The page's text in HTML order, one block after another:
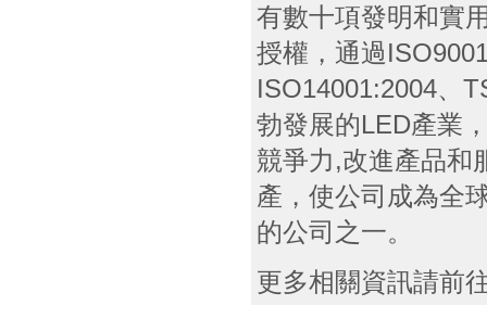
有數十項發明和實
授權，通過
ISO14001:2004、
勃發展的LED產業
競爭力,改進產品和
產，使公司成為全
的公司之一。
更多相關資訊請前